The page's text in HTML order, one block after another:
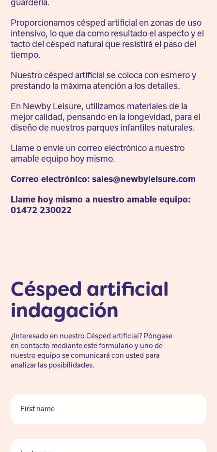
guardería.
Proporcionamos césped artificial en zonas de uso
intensivo, lo que da como resultado el aspecto y el
tacto del césped natural que resistirá el paso del
tiempo.
Nuestro césped artificial se coloca con esmero y
prestando la máxima atención a los detalles.
En Newby Leisure, utilizamos materiales de la
mejor calidad, pensando en la longevidad, para el
diseño de nuestros parques infantiles naturales.
Llame o envíe un correo electrónico a nuestro
amable equipo hoy mismo.
Correo electrónico: sales@newbyleisure.com
Llame hoy mismo a nuestro amable equipo:
01472 230022
Césped artificial
indagación
¿Interesado en nuestro Césped artificial? Póngase
en contacto mediante este formulario y uno de
nuestro equipo se comunicará con usted para
analizar las posibilidades.
First name